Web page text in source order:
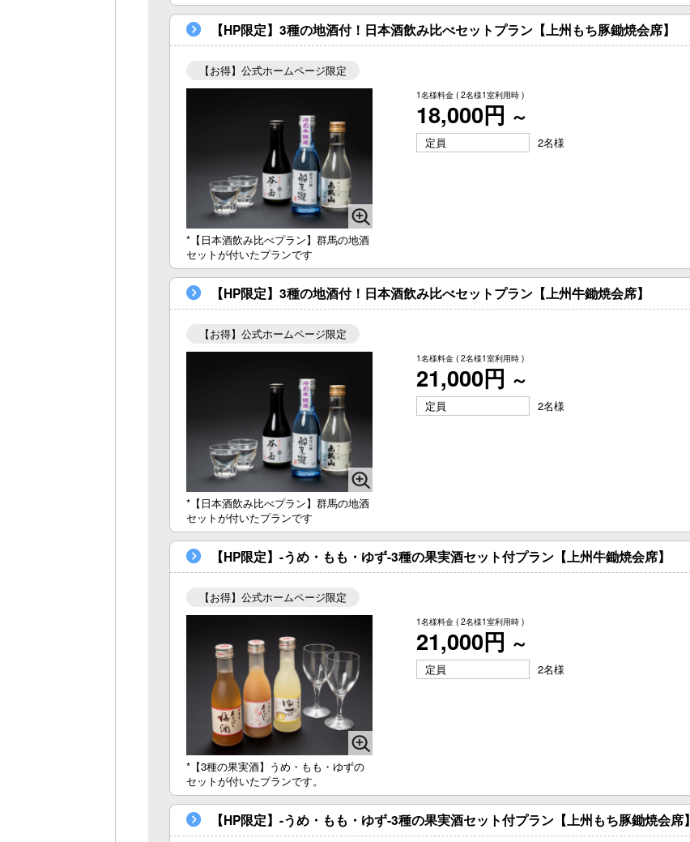
【HP限定】3種の地酒付！日本酒飲み比べセットプラン【上州もち豚鋤焼会席】
【お得】公式ホームページ限定
*【日本酒飲み比べプラン】群馬の地酒
セットが付いたプランです
1名様料金 ( 2名様1室利用時 )
18,000円 ～
定員 2名様
【HP限定】3種の地酒付！日本酒飲み比べセットプラン【上州牛鋤焼会席】
【お得】公式ホームページ限定
*【日本酒飲み比べプラン】群馬の地酒
セットが付いたプランです
1名様料金 ( 2名様1室利用時 )
21,000円 ～
定員 2名様
【HP限定】-うめ・もも・ゆず-3種の果実酒セット付プラン【上州牛鋤焼会席】
【お得】公式ホームページ限定
*【3種の果実酒】うめ・もも・ゆずの
セットが付いたプランです。
1名様料金 ( 2名様1室利用時 )
21,000円 ～
定員 2名様
【HP限定】-うめ・もも・ゆず-3種の果実酒セット付プラン【上州もち豚鋤焼会席】